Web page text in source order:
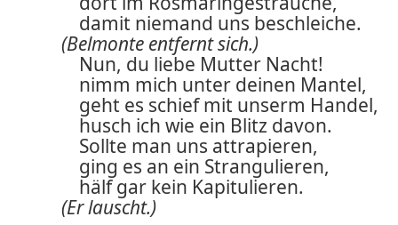
damit niemand uns beschleiche.
(Belmonte entfernt sich.)
Nun, du liebe Mutter Nacht!
nimm mich unter deinen Mantel,
geht es schief mit unserm Handel,
husch ich wie ein Blitz davon.
Sollte man uns attrapieren,
ging es an ein Strangulieren,
hälf gar kein Kapitulieren.
(Er lauscht.)